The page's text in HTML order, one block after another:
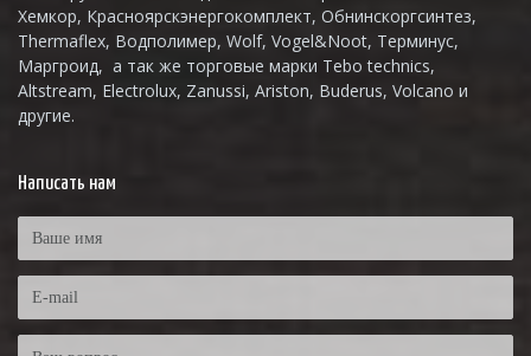
Хемкор, Красноярскэнергокомплект, Обнинскоргсинтез,
Thermaflex, Водполимер, Wolf, Vogel&Noot, Терминус,
Маргроид, а так же торговые марки Tebo technics,
Altstream, Electrolux, Zanussi, Ariston, Buderus, Volcano и
другие.
Написать нам